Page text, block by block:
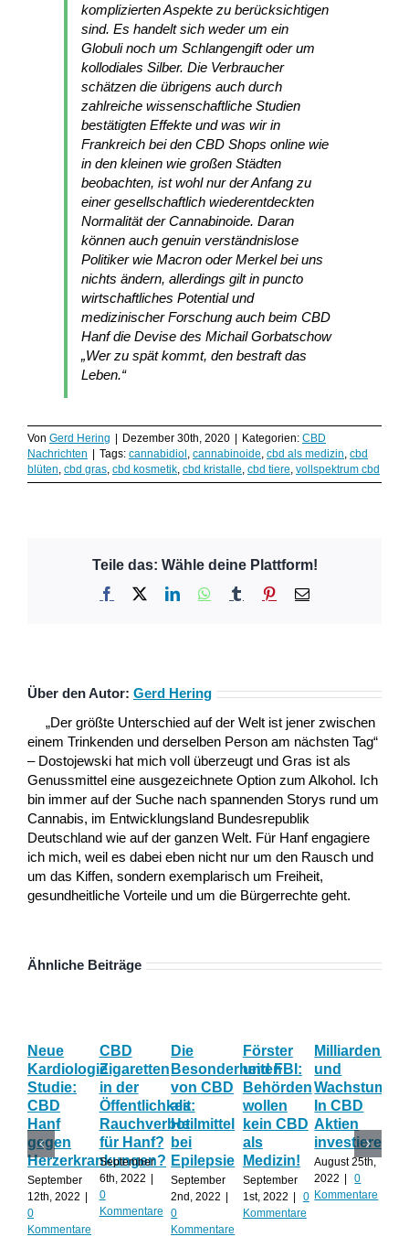
komplizierten Aspekte zu berücksichtigen
sind. Es handelt sich weder um ein
Globuli noch um Schlangengift oder um
kollodiales Silber. Die Verbraucher
schätzen die übrigens auch durch
zahlreiche wissenschaftliche Studien
bestätigten Effekte und was wir in
Frankreich bei den CBD Shops online wie
in den kleinen wie großen Städten
beobachten, ist wohl nur der Anfang zu
einer gesellschaftlich wiederentdeckten
Normalität der Cannabinoide. Daran
können auch genuin verständnislose
Politiker wie Macron oder Merkel bei uns
nichts ändern, allerdings gilt in puncto
wirtschaftliches Potential und
medizinischer Forschung auch beim CBD
Hanf die Devise des Michail Gorbatschow
„Wer zu spät kommt, den bestraft das
Leben.“
Von Gerd Hering | Dezember 30th, 2020 | Kategorien: CBD
Nachrichten | Tags: cannabidiol, cannabinoide, cbd als medizin, cbd
blüten, cbd gras, cbd kosmetik, cbd kristalle, cbd tiere, vollspektrum cbd
Teile das: Wähle deine Plattform!
Facebook LinkedInWhatsApp
Tumblr Pinterest
E-
Über den Autor: Gerd Hering
„Der größte Unterschied auf der Welt ist jener zwischen
einem Trinkenden und derselben Person am nächsten Tag“
– Dostojewski hat mich voll überzeugt und Gras ist als
Genussmittel eine ausgezeichnete Option zum Alkohol. Ich
bin immer auf der Suche nach spannenden Storys rund um
Cannabis, im Entwicklungsland Bundesrepublik
Deutschland wie auf der ganzen Welt. Für Hanf engagiere
ich mich, weil es dabei eben nicht nur um den Rausch und
um das Kiffen, sondern exemplarisch um Freiheit,
gesundheitliche Vorteile und um die Bürgerrechte geht.
Ähnliche Beiträge
Neue
Kardiologie
Studie:
CBD
Hanf
gegen
Herzerkrankungen?
September
12th, 2022
0
Kommentare
CBD
Zigaretten
in der
Öffentlichkeit:
Rauchverbot
für Hanf?
September
6th, 2022
0
Kommentare
Die
Besonderheiten
von CBD
als
Heilmittel
bei
Epilepsie
September
2nd, 2022
0
Kommentare
Förster
und FBI:
Behörden
wollen
kein CBD
als
Medizin!
September
1st, 2022
0
Kommentare
und
Wachstum:
In CBD
Aktien
investieren?
August 25th,
2022
0
Kommentare